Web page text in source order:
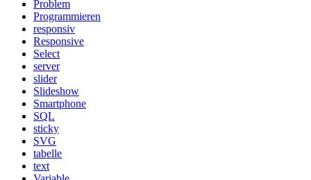
Problem
Programmieren
responsiv
Responsive
Select
server
slider
Slideshow
Smartphone
SQL
sticky
SVG
tabelle
text